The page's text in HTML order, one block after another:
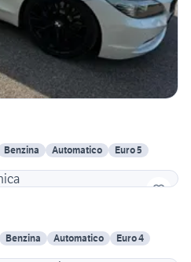
Benzina Automatico
Euro 5
Benzina Automatico
Euro 4